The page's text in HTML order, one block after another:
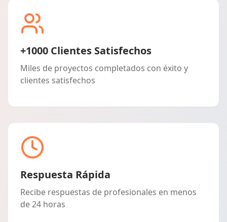
+1000 Clientes Satisfechos
Miles de proyectos completados con éxito y
clientes satisfechos
Respuesta Rápida
Recibe respuestas de profesionales en menos
de 24 horas